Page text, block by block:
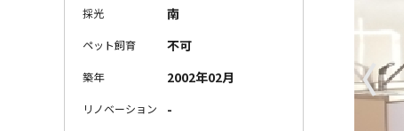
〈
採光 南
ペット飼育 不可
築年 2002年02月
リノベーション -